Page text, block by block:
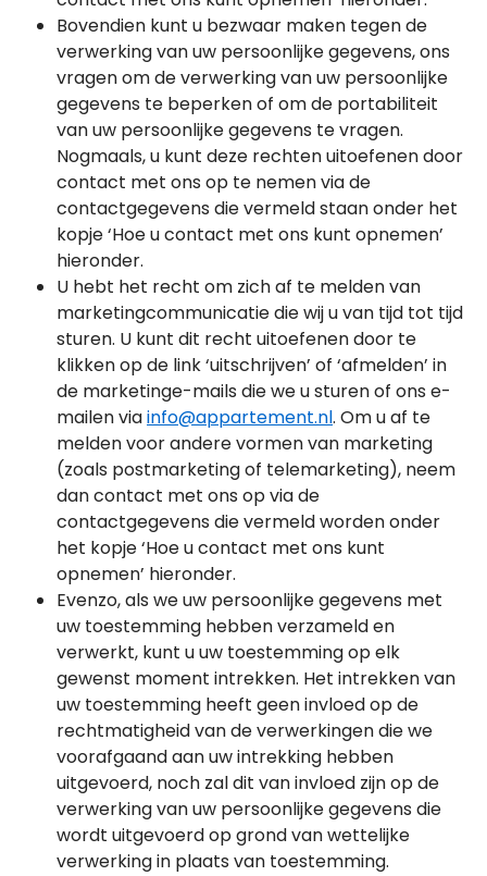
Bovendien kunt u bezwaar maken tegen de
verwerking van uw persoonlijke gegevens, ons
vragen om de verwerking van uw persoonlijke
gegevens te beperken of om de portabiliteit
van uw persoonlijke gegevens te vragen.
Nogmaals, u kunt deze rechten uitoefenen door
contact met ons op te nemen via de
contactgegevens die vermeld staan onder het
kopje ‘Hoe u contact met ons kunt opnemen’
hieronder.
U hebt het recht om zich af te melden van
marketingcommunicatie die wij u van tijd tot tijd
sturen. U kunt dit recht uitoefenen door te
klikken op de link ‘uitschrijven’ of ‘afmelden’ in
de marketinge-mails die we u sturen of ons e-
mailen viainfo@appartement.nl. Om u af te
melden voor andere vormen van marketing
(zoals postmarketing of telemarketing), neem
dan contact met ons op via de
contactgegevens die vermeld worden onder
het kopje ‘Hoe u contact met ons kunt
opnemen’ hieronder.
Evenzo, als we uw persoonlijke gegevens met
uw toestemming hebben verzameld en
verwerkt, kunt u uw toestemming op elk
gewenst moment intrekken. Het intrekken van
uw toestemming heeft geen invloed op de
rechtmatigheid van de verwerkingen die we
voorafgaand aan uw intrekking hebben
uitgevoerd, noch zal dit van invloed zijn op de
verwerking van uw persoonlijke gegevens die
wordt uitgevoerd op grond van wettelijke
verwerking in plaats van toestemming.